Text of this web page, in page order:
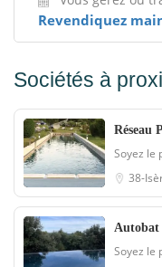
Revendiquez
Sociétés à
Réseau
Soyez le
38-
Autobat
Soyez le